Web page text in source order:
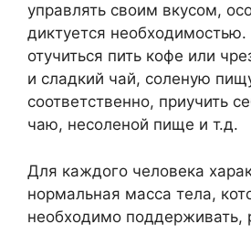
управлять своим вкусом,
диктуется
отучиться пить кофе или
и сладкий чай, соленую
соответственно, приучить
чаю, несоленой пище и т.д.
Для каждого человека
нормальная масса тела,
необходимо поддерживать,